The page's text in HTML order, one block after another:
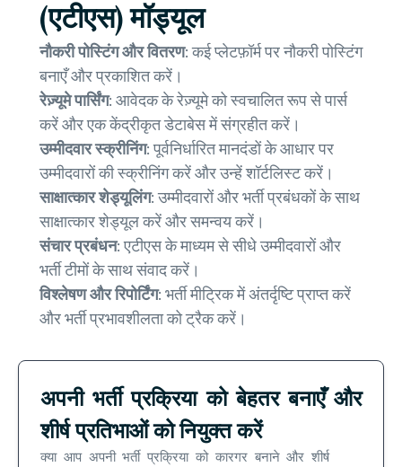
(एटीएस) मॉड्यूल
नौकरी पोस्टिंग और वितरण:कई प्लेटफ़ॉर्म पर नौकरी पोस्टिंग
बनाएँ और प्रकाशित करें।
रेज़्यूमे पार्सिंग: आवेदक के रेज़्यूमे को स्वचालित रूप से पार्स
करें और एक केंद्रीकृत डेटाबेस में संग्रहीत करें।
उम्मीदवार स्क्रीनिंग:पूर्वनिर्धारित मानदंडों के आधार पर
उम्मीदवारों की स्क्रीनिंग करें और उन्हें शॉर्टलिस्ट करें।
साक्षात्कार शेड्यूलिंग:उम्मीदवारों और भर्ती प्रबंधकों के साथ
साक्षात्कार शेड्यूल करें और समन्वय करें।
संचार प्रबंधन:एटीएस के माध्यम से सीधे उम्मीदवारों और
भर्ती टीमों के साथ संवाद करें।
विश्लेषण और रिपोर्टिंग: भर्ती मीट्रिक में अंतर्दृष्टि प्राप्त करें
और भर्ती प्रभावशीलता को ट्रैक करें।
अपनी भर्ती प्रक्रिया को बेहतर बनाएँ और
शीर्ष प्रतिभाओं को नियुक्त करें
क्या आप अपनी भर्ती प्रक्रिया को कारगर बनाने और शीर्ष